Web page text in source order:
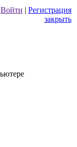
Войти | Регистрация
закрыть